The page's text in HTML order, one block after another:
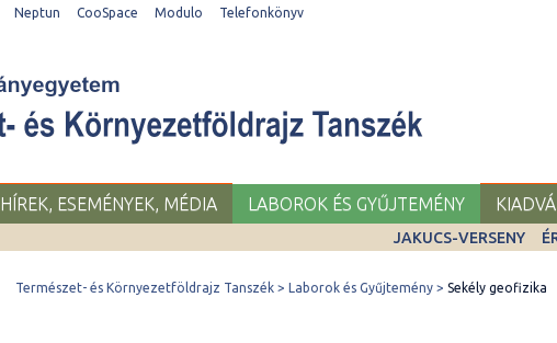
Neptun CooSpace Modulo Telefonkönyv
HÍREK, ESEMÉNYEK, MÉDIA LABOROK ÉS GYŰJTEMÉNY
JAKUCS-VERSENY
Természet- és Környezetföldrajz Tanszék Laborok és Gyűjtemény Sekély geofizika